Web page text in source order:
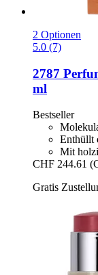
2 Optionen
5.0 (7)
2787
ml
Bestseller
Enthüllt
Mit
CHF 244.61
Gratis